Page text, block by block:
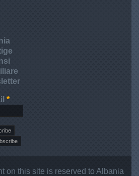
*
on this site is reserved to Albania